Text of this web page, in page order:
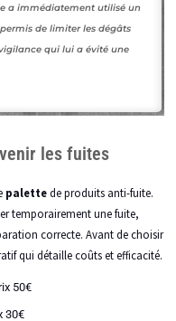
a immédiatement utilisé un
de limiter les dégâts
qui lui a évité une
les fuites
palettede produits anti-fuite.
temporairement une fuite,
correcte. Avant de choisir
qui détaille coûts et efficacité.
50€
30€